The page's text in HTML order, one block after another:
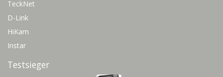
TeckNet
D-Link
HiKam
Instar
Testsieger